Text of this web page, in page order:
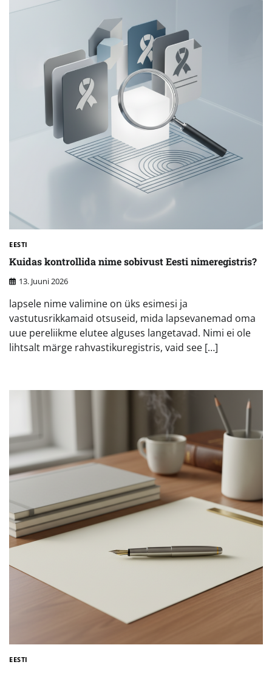
EESTI
Kuidas kontrollida nime sobivust Eesti nimeregistris?
13. Juuni 2026
lapsele nime valimine on üks esimesi ja
vastutusrikkamaid otsuseid, mida lapsevanemad oma
uue pereliikme elutee alguses langetavad. Nimi ei ole
lihtsalt märge rahvastikuregistris, vaid see […]
EESTI